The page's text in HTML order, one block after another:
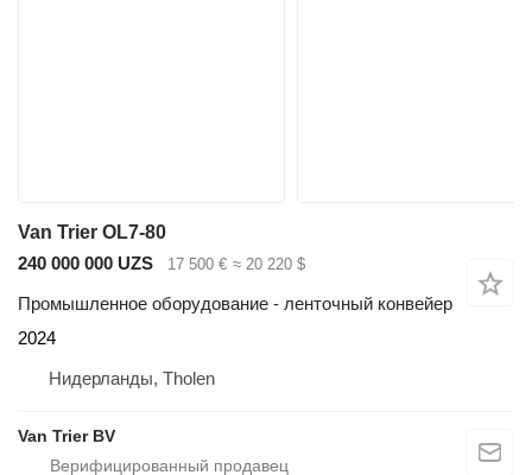
Van Trier OL7-80
240 000 000 UZS
17 500 € ≈ 20 220 $
Промышленное оборудование - ленточный конвейер
2024
Нидерланды, Tholen
Van Trier BV